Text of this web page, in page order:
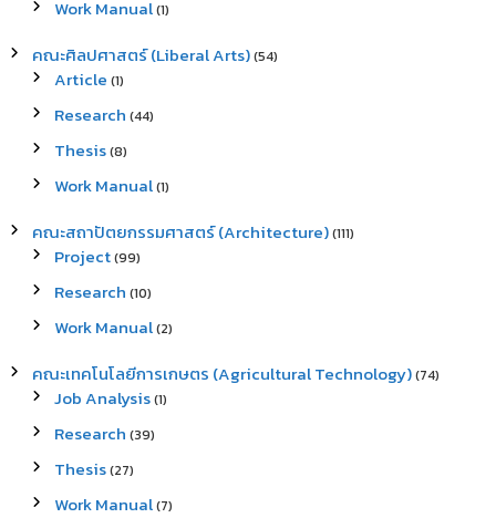
Work Manual(1)
คณะศิลปศาสตร์ (Liberal Arts)(54)
Article (1)
Research (44)
Thesis(8)
Work Manual(1)
คณะสถาปัตยกรรมศาสตร์ (Architecture)(111)
Project(99)
Research (10)
Work Manual(2)
คณะเทคโนโลยีการเกษตร (Agricultural Technology)(74)
Job Analysis(1)
Research (39)
Thesis(27)
Work Manual(7)